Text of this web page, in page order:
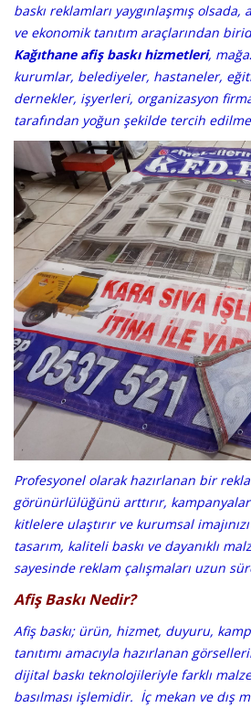
baskı reklamları yaygınlaşmış
ve ekonomik tanıtım araçlarından
Kağıthane afiş baskı hizmetleri,
kurumlar, belediyeler, hastaneler,
dernekler, işyerleri, organizasyon
tarafından yoğun şekilde tercih
Profesyonel olarak hazırlanan bir
görünürlülüğünü arttırır,
kitlelere ulaştırır ve kurumsal
tasarım, kaliteli baskı ve dayanıklı
sayesinde reklam çalışmaları uzun
Afiş Baskı Nedir?
Afiş baskı; ürün, hizmet, duyuru,
tanıtımı amacıyla hazırlanan
dijital baskı teknolojileriyle farklı
basılması işlemidir. İç mekan ve dış